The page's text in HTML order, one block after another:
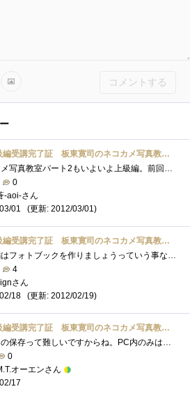
コメントする
受講完了証 板東寛司のネコカメ写真教室パート2
ネコカメ写真教室パート2もいよいよ上級編。前回のスライドショーもなかなか楽しみましたが、今回はフォトブックということで「物」としてで�...
0
-aoi-さん
01
(更新: 2012/03/01)
受講完了証 板東寛司のネコカメ写真教室パート2
上級編はフォトブックを作りましょうっていう事なんですネ。私、今まで写真を撮ってもたまに印刷くらいはしますけど、フォトブックを作ろう�...
4
さん
18
(更新: 2012/02/19)
受講完了証 板東寛司のネコカメ写真教室パート2
データの保存って難しいですからね。PC内のみは論外ですが、DVD等に焼いた程度では数年で消えたりします。SDカードなんかに入れたまま保存する�...
0
オーエンさん
17